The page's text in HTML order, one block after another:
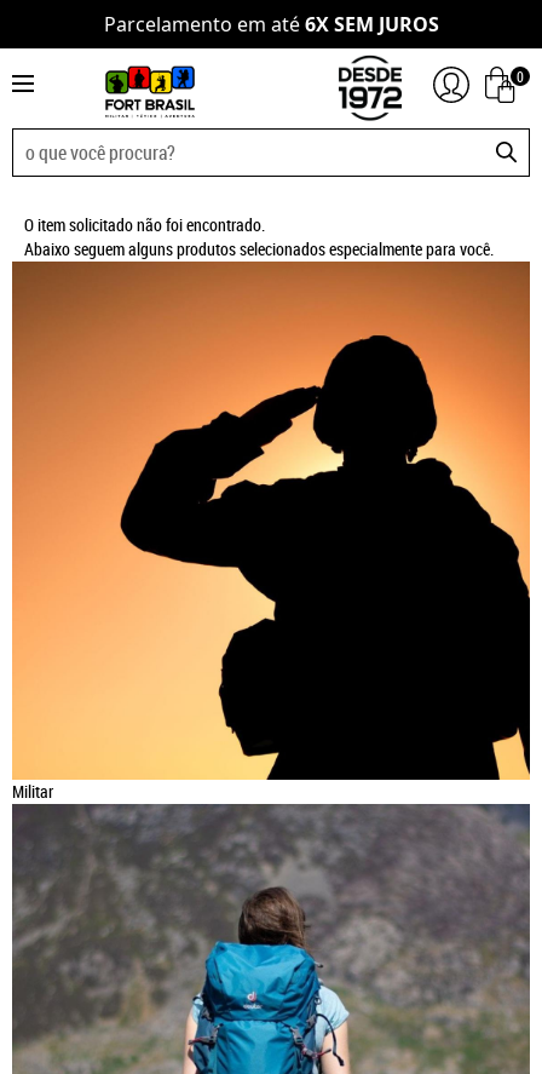
Parcelamento em até6X SEM JUROS
0
O item solicitado não foi encontrado.
Abaixo seguem alguns produtos selecionados especialmente para você.
Militar